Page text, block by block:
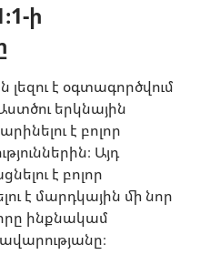
ի
է օգտագործվում
երկնային
է բոլոր
Այդ
է բոլոր
է մարդկային մի նոր
ինքնակամ